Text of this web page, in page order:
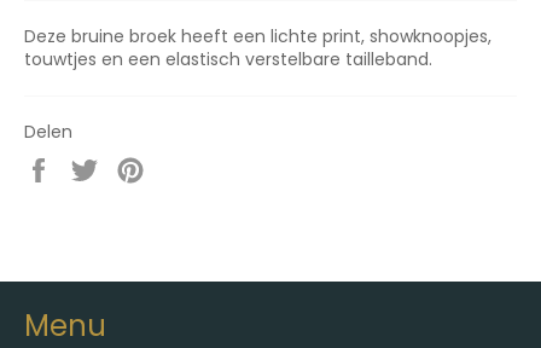
Deze bruine broek heeft een lichte print, showknoopjes,
touwtjes en een elastisch verstelbare tailleband.
Delen
Delen
op
Twitteren
op
Menu